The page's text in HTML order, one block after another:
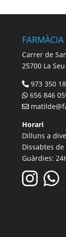
Carrer de
25700 La
973 350
656 846
Horari
Dilluns a
Dissabtes de
Guàrdies: